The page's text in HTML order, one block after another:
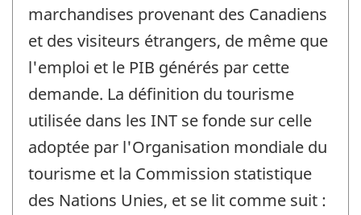
marchandises provenant des Canadiens
et des visiteurs étrangers, de même que
l'emploi et le PIB générés par cette
demande. La définition du tourisme
utilisée dans les INT se fonde sur celle
adoptée par l'Organisation mondiale du
tourisme et la Commission statistique
des Nations Unies, et se lit comme suit :